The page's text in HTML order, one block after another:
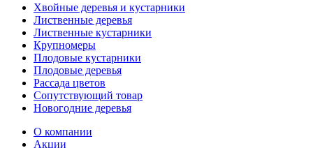
Хвойные деревья и кустарники
Лиственные деревья
Лиственные кустарники
Крупномеры
Плодовые кустарники
Плодовые деревья
Рассада цветов
Сопутствующий товар
Новогодние деревья
О компании
Акции